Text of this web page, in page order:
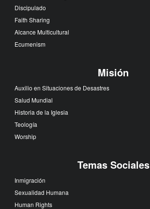
Discipulado
Faith Sharing
Alcance Multicultural
Ecumenism
Misión
Auxilio en Situaciones de Desastres
Salud Mundial
Historia de la Iglesia
Teología
Worship
Temas Sociales
Inmigración
Sexualidad Humana
Human Rights